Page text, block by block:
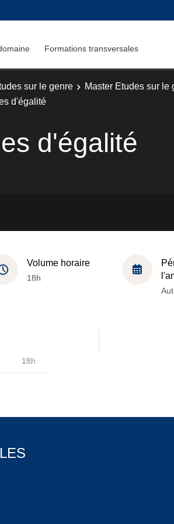
Formations transversales
sur le genre
Master Etudes sur
d'égalité
d'égalité
Volume horaire
18h
18h